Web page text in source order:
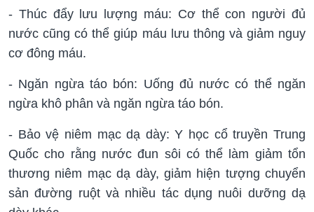
- Thúc đẩy lưu lượng máu: Cơ thể con người đủ
nước cũng có thể giúp máu lưu thông và giảm nguy
cơ đông máu.
- Ngăn ngừa táo bón: Uống đủ nước có thể ngăn
ngừa khô phân và ngăn ngừa táo bón.
- Bảo vệ niêm mạc dạ dày: Y học cổ truyền Trung
Quốc cho rằng nước đun sôi có thể làm giảm tổn
thương niêm mạc dạ dày, giảm hiện tượng chuyển
sản đường ruột và nhiều tác dụng nuôi dưỡng dạ